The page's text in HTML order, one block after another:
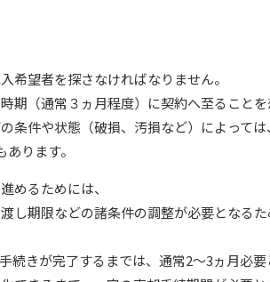
希望者を探さなければなりません。
期（通常３ヵ月程度）に契約へ至ること
条件や状態（破損、汚損など）によって
ります。
めるためには、
し期限などの諸条件の調整が必要となる
きが完了するまでは、通常2～3ヵ月必要